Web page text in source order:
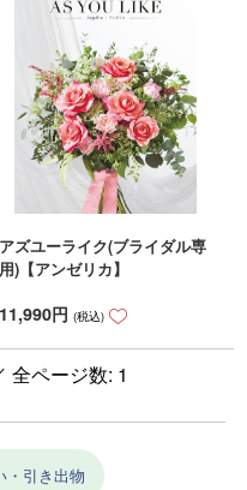
アズユーライク(ブライダル専
用)【アンゼリカ】
11,990円 (税込)
全ページ数: 1
・引き出物